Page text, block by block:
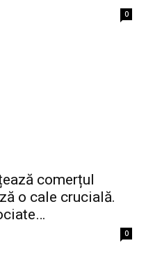
0
comerțul
o cale crucială.
0